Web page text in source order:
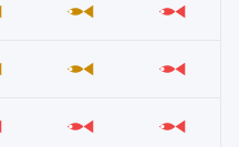
Средне Слабо
Средне Слабо
Слабо Слабо